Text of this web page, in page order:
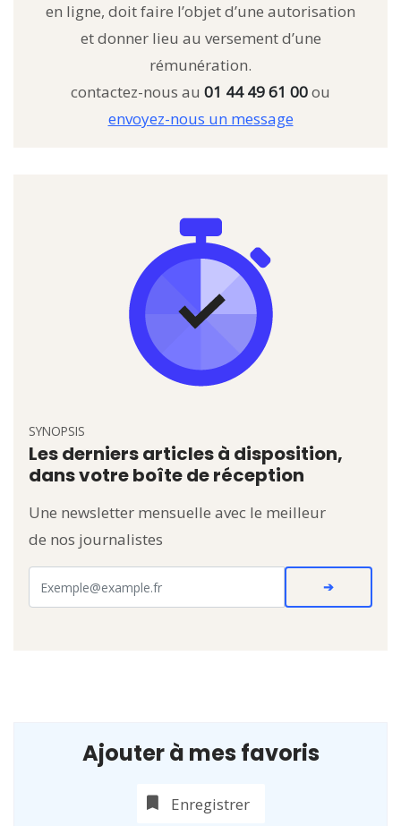
Ajouter à mes favoris
Enregistrer
en ligne, doit faire l’objet d’une autorisation
et donner lieu au versement d’une
rémunération.
contactez-nous au 01 44 49 61 00ou
envoyez-nous un message
SYNOPSIS
Les derniers articles à disposition,
dans votre boîte de réception
Une newsletter mensuelle avec le meilleur
de nos journalistes